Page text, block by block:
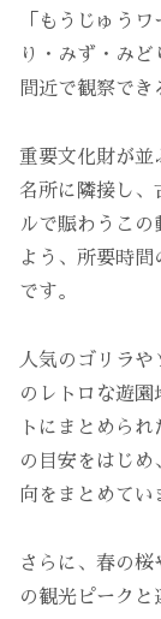
「もうじゅう
り・みず・み
間近で観察でき
重要文化財が並
名所に隣接し、
ルで賑わうこの
よう、所要時
です。
人気のゴリラや
のレトロな遊園
トにまとめら
の目安をはじ
向をまとめてい
さらに、春の
の観光ピーク